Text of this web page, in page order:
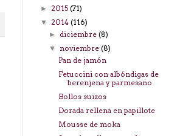
► 2015 (71)
▼ 2014 (116)
► diciembre(8)
▼ noviembre(8)
Pan de jamón
Fetuccini con albóndigas de
berenjena y parmesano
Bollos suizos
Dorada rellena en papillote
Mousse de moka